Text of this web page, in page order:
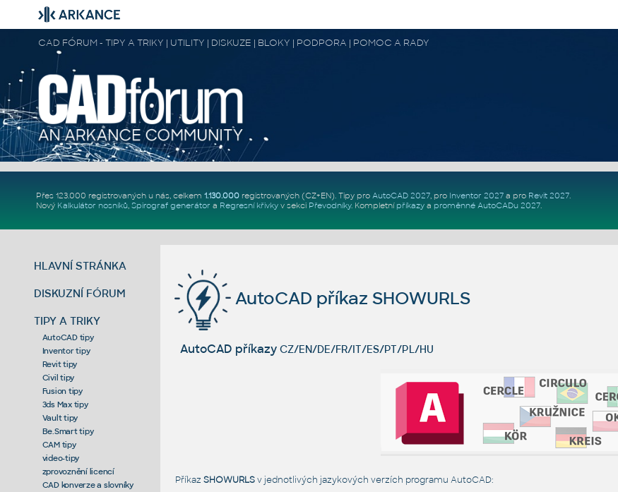
CAD FÓRUM - TIPY A TRIKY | UTILITY | DISKUZE | BLOKY | PODPORA | POMOC A RADY
Přes 123.000 registrovaných u nás, celkem 1.130.000registrovaných (CZ+EN). Tipy pro AutoCAD 2027, pro Inventor 2027a pro Revit 2027.
Nový Kalkulátor nosníků, Spirograf generátor a Regresní křivkyv sekci Převodníky. Kompletní příkazya proměnné AutoCADu 2027.
HLAVNÍ STRÁNKA
DISKUZNÍ FÓRUM
TIPY A TRIKY
AutoCAD tipy
Inventor tipy
Revit tipy
Civil tipy
Fusion tipy
3ds Max tipy
Vault tipy
Be.Smart tipy
CAM tipy
video-tipy
zprovoznění licencí
CAD konverze a slovníky
AutoCAD příkaz SHOWURLS
AutoCAD příkazy CZ/EN/DE/FR/IT/ES/PT/PL/HU
Příkaz SHOWURLSv jednotlivých jazykových verzích programu AutoCAD: